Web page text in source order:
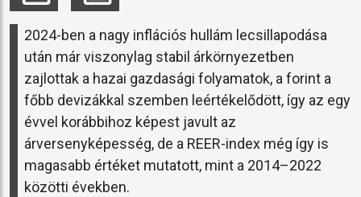
2024-ben a nagy inflációs hullám lecsillapodása
után már viszonylag stabil árkörnyezetben
zajlottak a hazai gazdasági folyamatok, a forint a
főbb devizákkal szemben leértékelődött, így az egy
évvel korábbihoz képest javult az
árversenyképesség, de a REER-index még így is
magasabb értéket mutatott, mint a 2014–2022
közötti években.